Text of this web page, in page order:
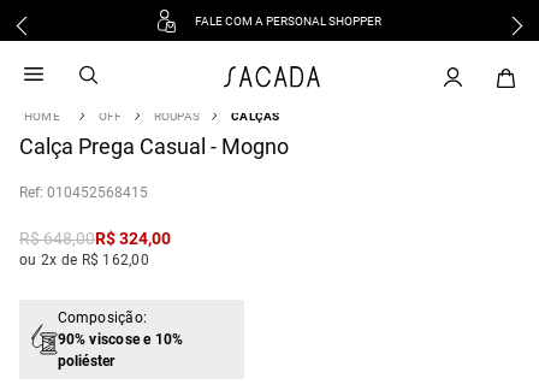
FALE COM A PERSONAL SHOPPER
OFF ROUPAS CALÇAS
Calça Prega Casual - Mogno
: 010452568415
R$648,00R$324,00
ou 2x de R$ 162,00
Composição:
90% viscose e 10%
poliéster
vestido
tricot
º vestido longo
º calca
º macacão
jeans
vestido curto